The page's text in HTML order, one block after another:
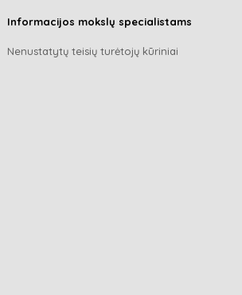
Informacijos mokslų specialistams
Nenustatytų teisių turėtojų kūriniai